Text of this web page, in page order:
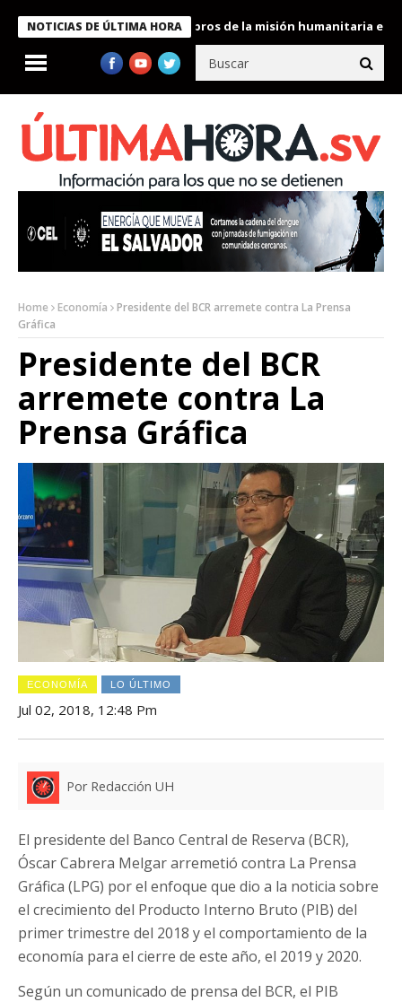
NOTICIAS DE ÚLTIMA HORA
Bukele condecora a miembros de la misión humanitaria enviada
Home Economía
Presidente del BCR arremete contra La Prensa
Gráfica
Presidente del BCR
arremete contra La
Prensa Gráfica
ECONOMÍA LO ÚLTIMO
Jul 02, 2018, 12:48 Pm
Por Redacción UH
El presidente del Banco Central de Reserva (BCR),
Óscar Cabrera Melgar arremetió contra La Prensa
Gráfica (LPG) por el enfoque que dio a la noticia sobre
el crecimiento del Producto Interno Bruto (PIB) del
primer trimestre del 2018 y el comportamiento de la
economía para el cierre de este año, el 2019 y 2020.
Según un comunicado de prensa del BCR, el PIB